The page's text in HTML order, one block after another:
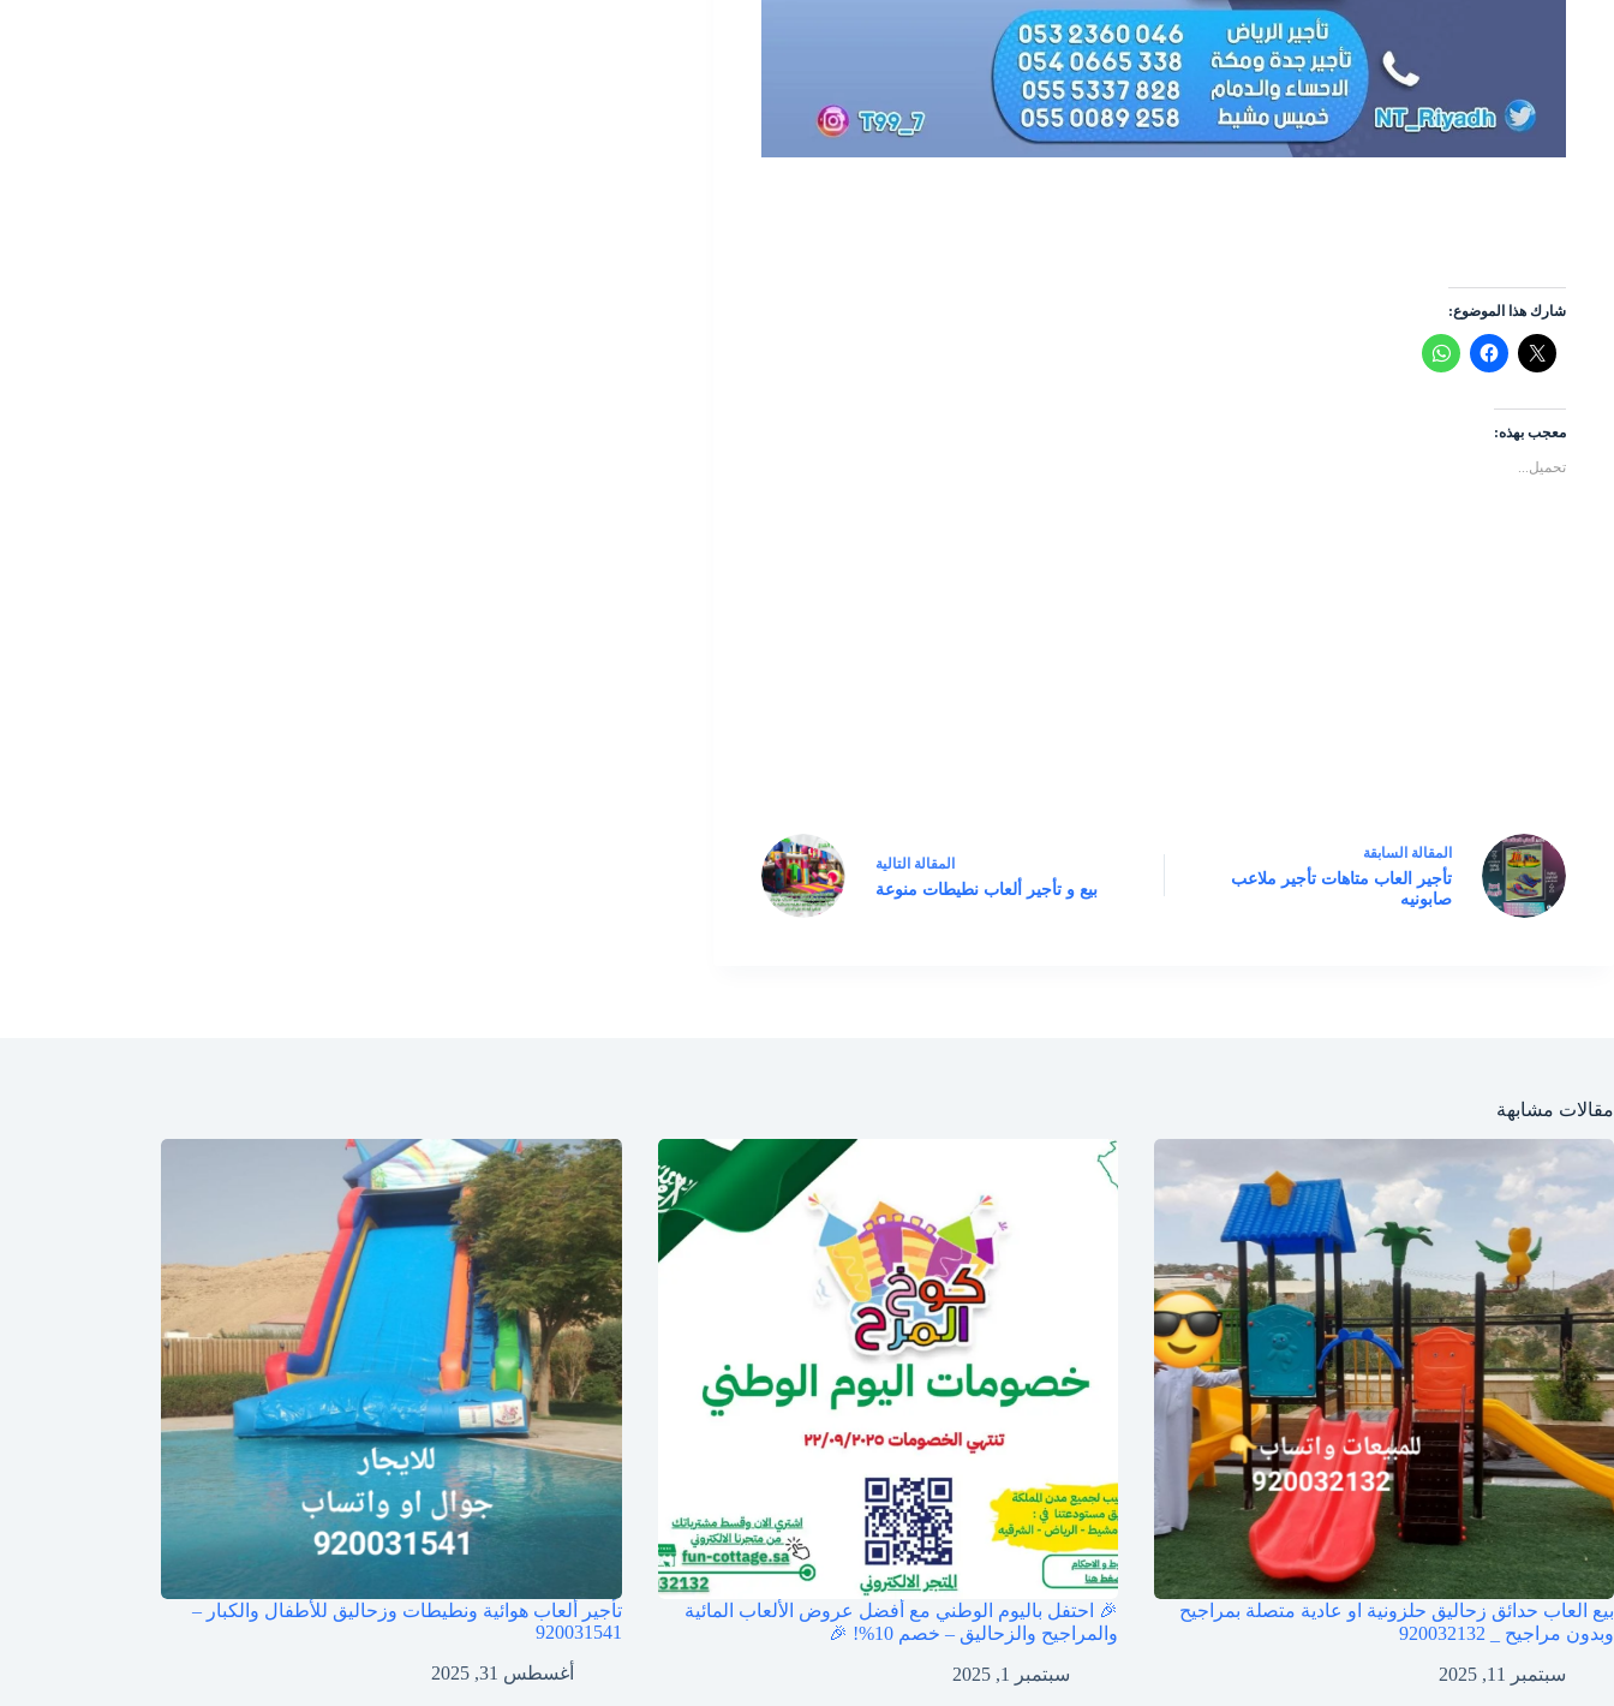
شارك هذا الموضوع:
معجب بهذه:
تحميل...
المقالة السابقة
تأجير العاب متاهات تأجير ملاعب
صابونيه
المقالة التالية
بيع و تأجير ألعاب نطيطات منوعة
مقالات مشابهة
بيع العاب حدائق زحاليق حلزونية او عادية متصلة بمراجيح
وبدون مراجيح _ 920032132
سبتمبر 11, 2025
🎉 احتفل باليوم الوطني مع أفضل عروض الألعاب المائية
والمراجيح والزحاليق – خصم 10%! 🎉
سبتمبر 1, 2025
تأجير ألعاب هوائية ونطيطات وزحاليق للأطفال والكبار –
920031541
أغسطس 31, 2025